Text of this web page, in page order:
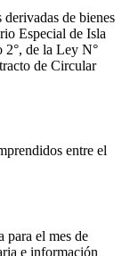
de bienes
Especial de Isla
2°, de la Ley N°
de Circular
entre el
para el mes de
e información